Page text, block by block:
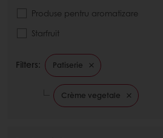
Produse pentru aromatizare
Starfruit
Filters: Patiserie
Crème vegetale